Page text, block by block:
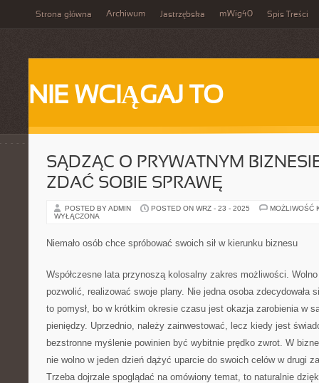
Strona główna Archiwum Jastrzębska mWig40 Spis Treści
NIE WCIĄGAJ TO
SĄDZĄC O PRYWATNYM
ZDAĆ SOBIE SPRAWĘ
POSTED BY ADMIN POSTED ON WRZ - 23 - 2025
MOŻLIWOŚĆ
WYŁĄCZONA
Niemało osób chce spróbować swoich sił w kierunku biznesu
Współczesne lata przynoszą kolosalny zakres możliwości.
pozwolić, realizować swoje plany. Nie jedna osoba zdecydowała
to pomysł, bo w krótkim okresie czasu jest okazja zarobienia w
pieniędzy. Uprzednio, należy zainwestować, lecz kiedy jest
bezstronne myślenie powinien być wybitnie prędko zwrot. W
nie wolno w jeden dzień dążyć uparcie do swoich celów w drugi
Trzeba dojrzale spoglądać na omówiony temat, to naturalnie